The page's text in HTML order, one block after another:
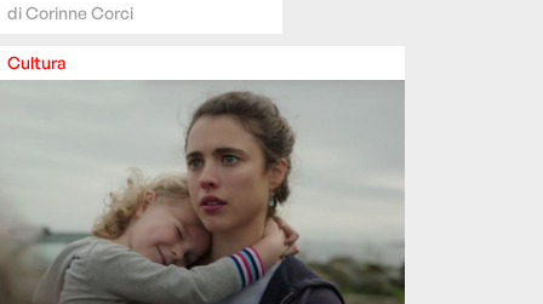
diCorinne Corci
Cultura